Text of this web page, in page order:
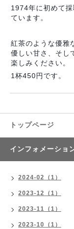
1974年に初めて
ています。
紅茶のような優雅
優しい甘さ、そし
楽しみください。
1杯450円です。
トップページ
インフォメーショ
2024-02（1）
2023-12（1）
2023-11（1）
2023-10（1）